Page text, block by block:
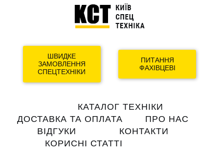
ШВИДКЕ
ЗАМОВЛЕННЯ
СПЕЦТЕХНІКИ
ПИТАННЯ
ФАХІВЦЕВІ
navigation
КАТАЛОГ ТЕХНІКИ
ДОСТАВКА ТА ОПЛАТА
ПРО НАС
ВІДГУКИ
КОНТАКТИ
КОРИСНІ СТАТТІ